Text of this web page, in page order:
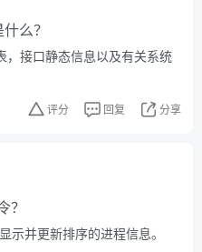
么？
，接口静态信息以及有关系统
评分 回复 分享
？
示并更新排序的进程信息。